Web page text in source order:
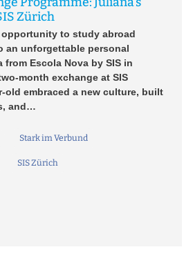
Zürich
opportunity to study abroad
an unforgettable personal
Escola Nova by SIS in
month exchange at SIS
old embraced a new culture, built
and…
Stark im Verbund
SIS Zürich